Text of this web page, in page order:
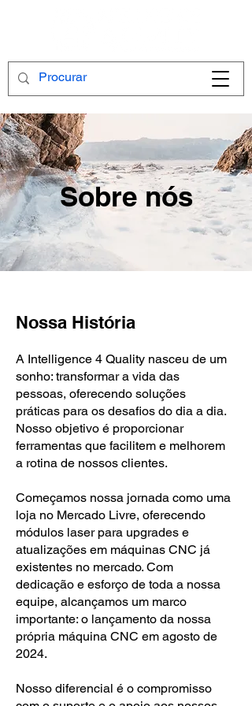
Sobre nós
​Nossa História
A Intelligence 4 Quality nasceu de um
sonho: transformar a vida das
pessoas, oferecendo soluções
práticas para os desafios do dia a dia.
Nosso objetivo é proporcionar
ferramentas que facilitem e melhorem
a rotina de nossos clientes.
Começamos nossa jornada como uma
loja no Mercado Livre, oferecendo
módulos laser para upgrades e
atualizações em máquinas CNC já
existentes no mercado. Com
dedicação e esforço de toda a nossa
equipe, alcançamos um marco
importante: o lançamento da nossa
própria máquina CNC em agosto de
2024.
Nosso diferencial é o compromisso